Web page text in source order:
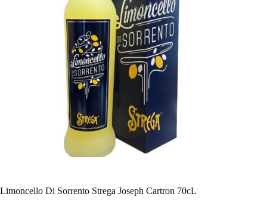
Limoncello Di Sorrento Strega Joseph Cartron 70cL